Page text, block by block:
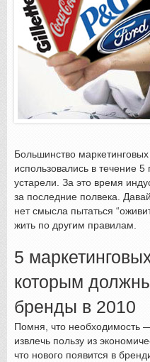
Большинство
использовались в течение
устарели. За это время
за последние полвека.
нет смысла пытаться
жить по другим правилам.
5
которым
бренды в 2010
Помня, что необходимость
извлечь пользу из
что нового появится в